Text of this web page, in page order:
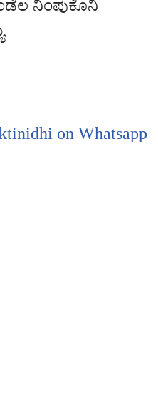
ನಿಂಪುಕೊನಿ
on Whatsapp